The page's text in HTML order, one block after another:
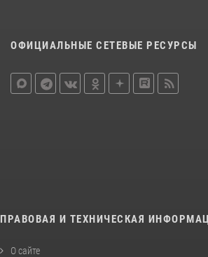
ОФИЦИАЛЬНЫЕ СЕТЕВЫЕ РЕСУРСЫ
ПРАВОВАЯ И ТЕХНИЧЕСКАЯ
О сайте